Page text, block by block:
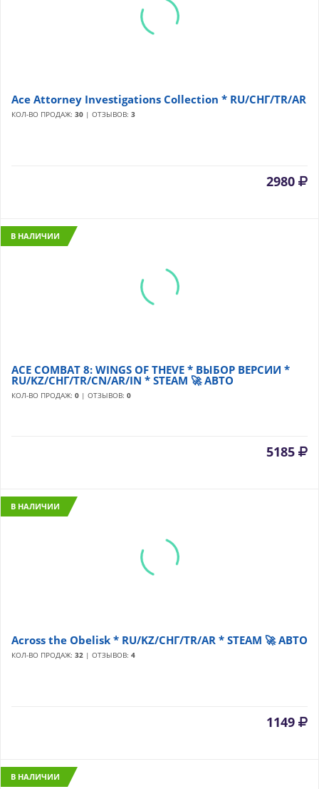
Ace Attorney Investigations Collection * RU/СНГ/TR/AR
КОЛ-ВО ПРОДАЖ: 30 | ОТЗЫВОВ: 3
2980
В НАЛИЧИИ
ACE COMBAT 8: WINGS OF THEVE * ВЫБОР ВЕРСИИ *
RU/KZ/СНГ/TR/CN/AR/IN * STEAM 🚀 АВТО
КОЛ-ВО ПРОДАЖ: 0 | ОТЗЫВОВ: 0
5185
В НАЛИЧИИ
Across the Obelisk * RU/KZ/СНГ/TR/AR * STEAM 🚀 АВТО
КОЛ-ВО ПРОДАЖ: 32 | ОТЗЫВОВ: 4
1149
В НАЛИЧИИ